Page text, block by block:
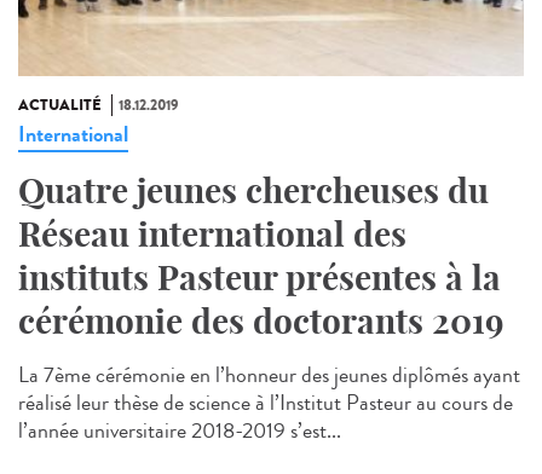
ACTUALITÉ 18.12.2019
International
Quatre jeunes chercheuses du
Réseau international des
instituts Pasteur présentes à la
cérémonie des doctorants 2019
La 7ème cérémonie en l’honneur des jeunes diplômés ayant
réalisé leur thèse de science à l’Institut Pasteur au cours de
l’année universitaire 2018-2019 s’est...